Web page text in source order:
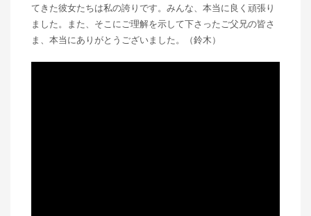
てきた彼女たちは私の誇りです。みんな、本当に良く頑張り
ました。また、そこにご理解を示して下さったご父兄の皆さ
ま、本当にありがとうございました。（鈴木）